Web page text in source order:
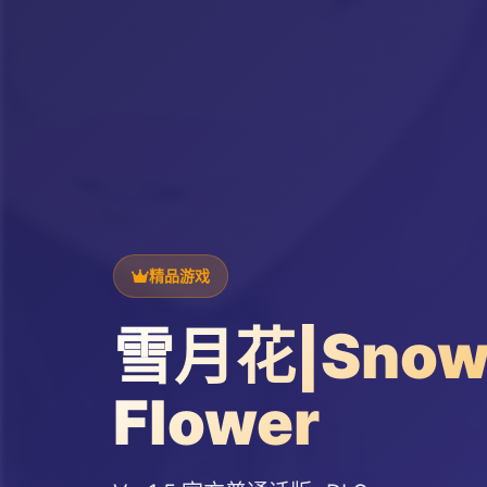
精品游戏
雪月花
Flower